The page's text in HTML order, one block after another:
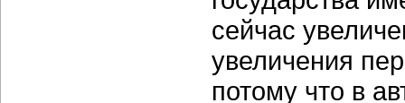
сейчас
увеличения
потому что в